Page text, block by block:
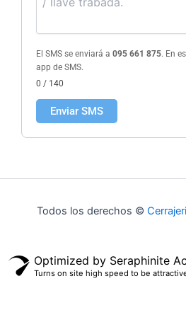
El SMS se enviará a 095 661 875. En
app de SMS.
0 / 140
Enviar SMS
Todos los derechos ©
Optimized by Seraphinite
Turns on site high speed to be